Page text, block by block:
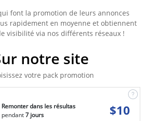
font la promotion de leurs annonces
rapidement en moyenne et obtiennent
visibilité via nos différents réseaux !
notre site
votre pack promotion
Remonter dans les résultas
pendant7 jours $10